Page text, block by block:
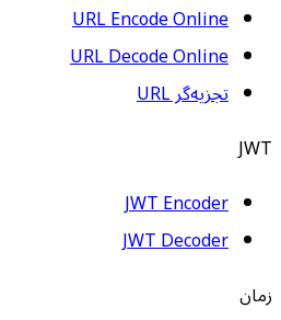
URL Encode Online
URL Decode Online
تجزیه‌گر URL
JWT
JWT Encoder
JWT Decoder
زمان